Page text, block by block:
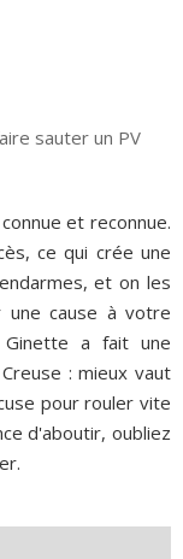
et reconnue.
ce qui crée une
et on les
une cause à votre
a fait une
: mieux vaut
pour rouler vite
d'aboutir, oubliez